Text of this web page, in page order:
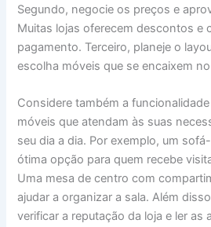
Segundo, negocie os preços e
Muitas lojas oferecem descontos e
pagamento. Terceiro, planeje o
escolha móveis que se encaixem
Considere também a
móveis que atendam às suas
seu dia a dia. Por exemplo, um
ótima opção para quem recebe
Uma mesa de centro com
ajudar a organizar a sala. Além
verificar a reputação da loja e ler as